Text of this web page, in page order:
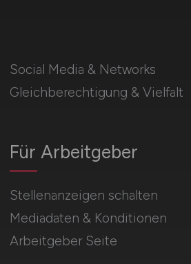
Social Media & Networks
Gleichberechtigung & Vielfalt
Für Arbeitgeber
Stellenanzeigen schalten
Mediadaten & Konditionen
Arbeitgeber Seite